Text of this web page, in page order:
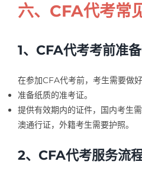
六、CFA代考常
1、CFA代考考前准备
在参加CFA代考前，考生需要做好
准备纸质的准考证。
提供有效期内的证件，国内考生
澳通行证，外籍考生需要护照。
2、CFA代考服务流